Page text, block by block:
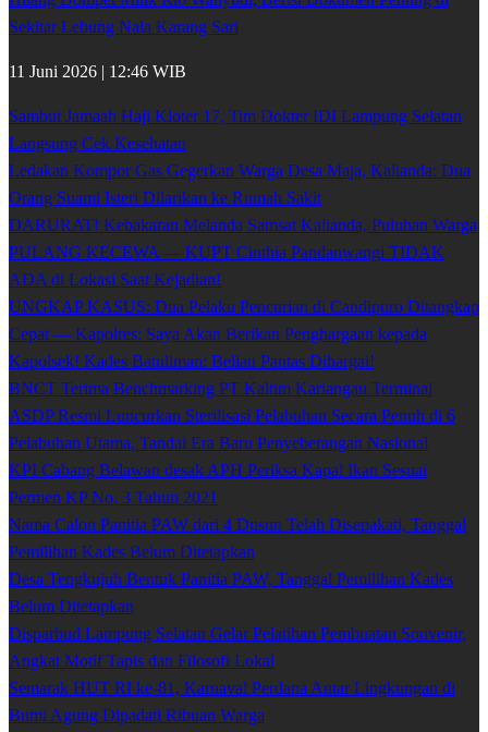
Sekitar Lebung Nala Karang Sari
11 Juni 2026 | 12:46 WIB
Sambut Jamaah Haji Kloter 17, Tim Dokter IDI Lampung Selatan
Langsung Cek Kesehatan
Ledakan Kompor Gas Gegerkan Warga Desa Maja, Kalianda: Dua
Orang Suami Isteri Dilarikan ke Rumah Sakit
DARURAT! Kebakaran Melanda Samsat Kalianda, Puluhan Warga
PULANG KECEWA — KUPT Cinthia Pandanwangi TIDAK
ADA di Lokasi Saat Kejadian!
UNGKAP KASUS: Dua Pelaku Pencurian di Candipuro Ditangkap
Cepat — Kapolres: Saya Akan Berikan Penghargaan kepada
Kapolsek! Kades Batuliman: Beliau Pantas Dihargai!
BNCT Terima Benchmarking PT Kaltim Kariangau Terminal
ASDP Resmi Luncurkan Sterilisasi Pelabuhan Secara Penuh di 6
Pelabuhan Utama, Tandai Era Baru Penyeberangan Nasional
KPI Cabang Belawan desak APH Periksa Kapal Ikan Sesuai
Permen KP No. 3 Tahun 2021
Nama Calon Panitia PAW dari 4 Dusun Telah Disepakati, Tanggal
Pemilihan Kades Belum Ditetapkan
Desa Tengkujuh Bentuk Panitia PAW, Tanggal Pemilihan Kades
Belum Ditetapkan
Disparbud Lampung Selatan Gelar Pelatihan Pembuatan Souvenir,
Angkat Motif Tapis dan Filosofi Lokal
Semarak HUT RI ke-81, Karnaval Perdana Antar Lingkungan di
Bumi Agung Dipadati Ribuan Warga